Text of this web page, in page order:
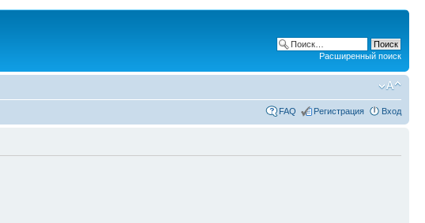
Расширенный поиск
FAQ Регистрация Вход